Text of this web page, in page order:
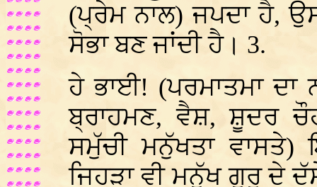
(ਪ੍ਰੇਮ ਨਾਲ) ਜਪਦਾ ਹੈ,
ਸੋਭਾ ਬਣ ਜਾਂਦੀ ਹੈ। 3.
ਹੇ ਭਾਈ! (ਪਰਮਾਤਮਾ ਦਾ
ਬ੍ਰਾਹਮਣ, ਵੈਸ਼, ਸ਼ੂਦਰ
ਸਮੁੱਚੀ ਮਨੁੱਖਤਾ ਵਾਸਤੇ)
ਜਿਹੜਾ ਵੀ ਮਨੁੱਖ ਗੁਰੂ ਦੇ